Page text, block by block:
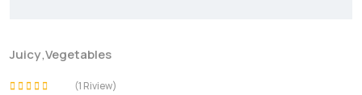
Juicy,Vegetables
(1 Riview)